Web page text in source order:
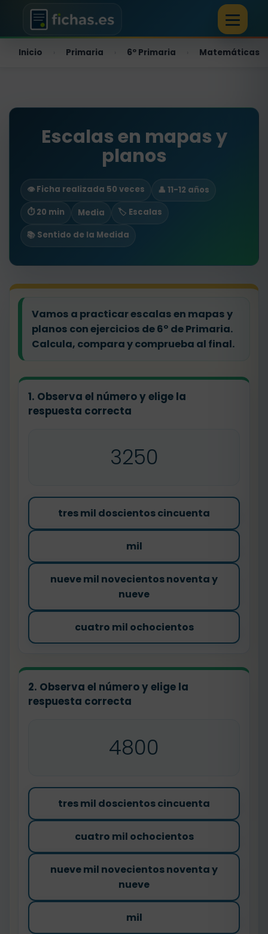
Inicio Primaria 6º Primaria Matemáticas
Escalas en mapas y
planos
👁️ Ficha realizada 50 veces
👤 11-12 años
⏱ 20 min
Media
🏷️ Escalas
📚 Sentido de la Medida
Vamos a practicar escalas en mapas y
planos con ejercicios de 6º de Primaria.
Calcula, compara y comprueba al final.
1. Observa el número y elige la
respuesta correcta
3250
tres mil doscientos cincuenta
mil
nueve mil novecientos noventa y
nueve
cuatro mil ochocientos
2. Observa el número y elige la
respuesta correcta
4800
tres mil doscientos cincuenta
cuatro mil ochocientos
nueve mil novecientos noventa y
nueve
mil